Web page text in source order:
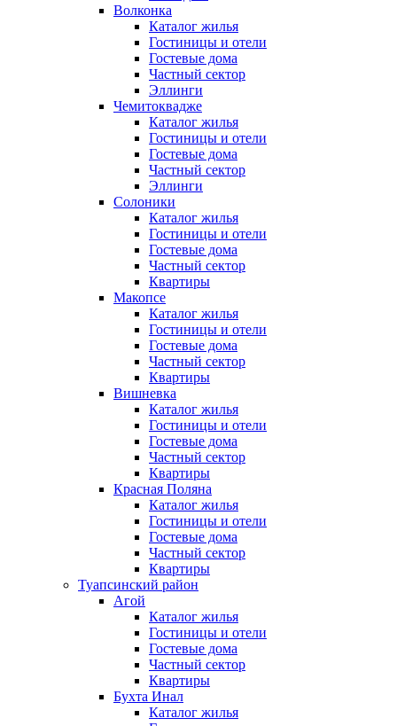
Волконка
Каталог жилья
Гостиницы и отели
Гостевые дома
Частный сектор
Эллинги
Чемитоквадже
Каталог жилья
Гостиницы и отели
Гостевые дома
Частный сектор
Эллинги
Солоники
Каталог жилья
Гостиницы и отели
Гостевые дома
Частный сектор
Квартиры
Макопсе
Каталог жилья
Гостиницы и отели
Гостевые дома
Частный сектор
Квартиры
Вишневка
Каталог жилья
Гостиницы и отели
Гостевые дома
Частный сектор
Квартиры
Красная Поляна
Каталог жилья
Гостиницы и отели
Гостевые дома
Частный сектор
Квартиры
Туапсинский район
Агой
Каталог жилья
Гостиницы и отели
Гостевые дома
Частный сектор
Квартиры
Бухта Инал
Каталог жилья